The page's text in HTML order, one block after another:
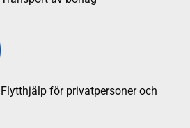
Flytthjälp för privatpersoner och